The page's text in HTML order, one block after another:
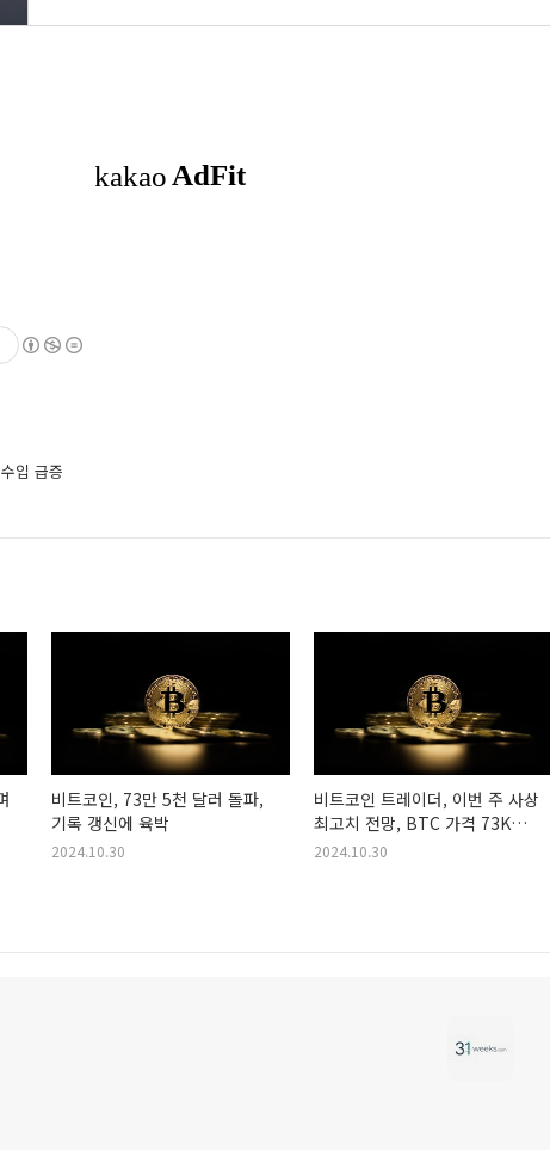
입 급증
비트코인, 73만 5천 달러 돌파,
기록 갱신에 육박
2024.10.30
비트코인 트레이더, 이번 주 사상
최고치 전망, BTC 가격 73K
근접
2024.10.30